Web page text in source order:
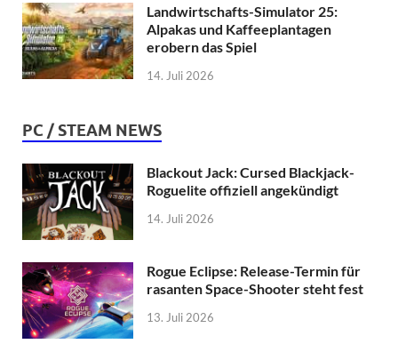
Landwirtschafts-Simulator 25:
Alpakas und Kaffeeplantagen
erobern das Spiel
14. Juli 2026
PC / STEAM NEWS
Blackout Jack: Cursed Blackjack-
Roguelite offiziell angekündigt
14. Juli 2026
Rogue Eclipse: Release-Termin für
rasanten Space-Shooter steht fest
13. Juli 2026